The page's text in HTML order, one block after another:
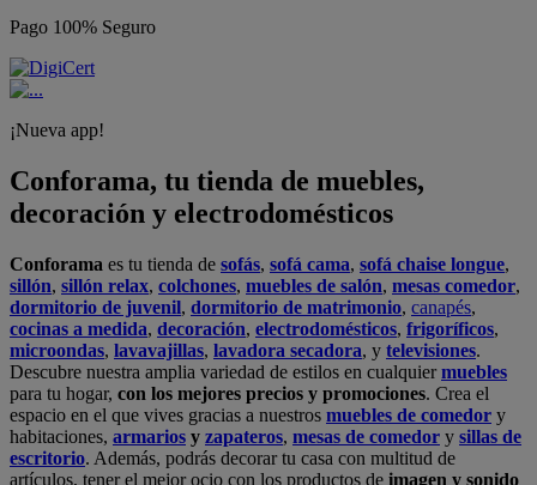
Pago 100% Seguro
¡Nueva app!
Conforama, tu tienda de muebles,
decoración y electrodomésticos
Conforama es tu tienda de sofás, sofá cama, sofá chaise longue,
sillón, sillón relax, colchones, muebles de salón, mesas comedor,
dormitorio de juvenil, dormitorio de matrimonio, canapés,
cocinas a medida, decoración, electrodomésticos, frigoríficos,
microondas, lavavajillas, lavadora secadora, y televisiones.
Descubre nuestra amplia variedad de estilos en cualquiermuebles
para tu hogar, con los mejores precios y promociones. Crea el
espacio en el que vives gracias a nuestros muebles de comedor y
habitaciones, armarios y zapateros, mesas de comedor y sillas de
escritorio. Además, podrás decorar tu casa con multitud de
artículos, tener el mejor ocio con los productos de imagen y sonido